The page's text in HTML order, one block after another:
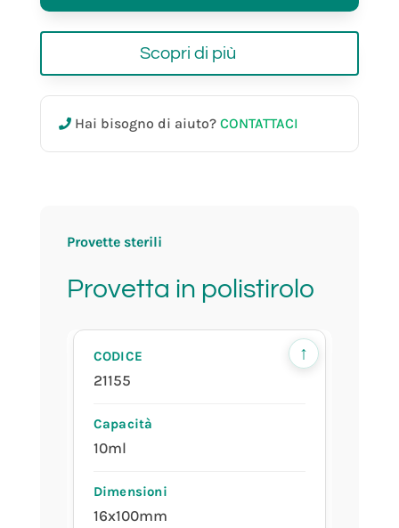
Scopri di più
Hai bisogno di aiuto? CONTATTACI
Provette sterili
Provetta in polistirolo
10ml
sfusa
21155
10ml
16x100mm
↑